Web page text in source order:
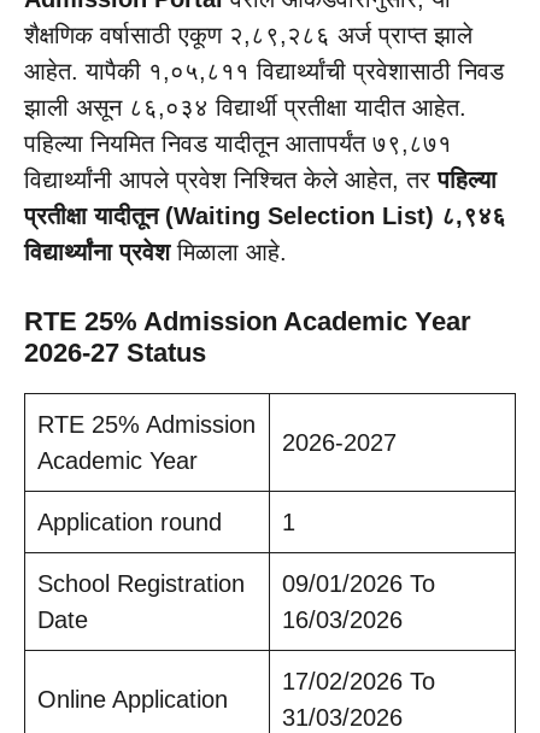
शैक्षणिक वर्षासाठी एकूण २,८९,२८६ अर्ज प्राप्त झाले
आहेत. यापैकी १,०५,८११ विद्यार्थ्यांची प्रवेशासाठी निवड
झाली असून ८६,०३४ विद्यार्थी प्रतीक्षा यादीत आहेत.
पहिल्या नियमित निवड यादीतून आतापर्यंत ७९,८७१
विद्यार्थ्यांनी आपले प्रवेश निश्चित केले आहेत, तरपहिल्या
प्रतीक्षा यादीतून (Waiting Selection List) ८,९४६
विद्यार्थ्यांना प्रवेशमिळाला आहे.
RTE 25% Admission Academic Year
2026-27 Status
RTE 25% Admission
Academic Year
2026-2027
Application round 1
School Registration
Date
09/01/2026 To
16/03/2026
Online Application
17/02/2026 To
31/03/2026